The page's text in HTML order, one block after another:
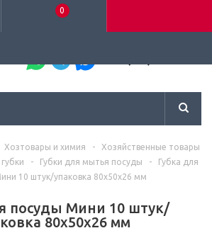
0
Хозтовары и химия -
Хозяйственные товары
- Губки для мытья посуды -
Губка для
10 штук/упаковка 80х50х26 мм
посуды Мини 10 штук/
80х50х26 мм